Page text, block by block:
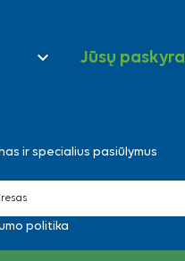
 Jūsų paskyra
ir specialius pasiūlymus
politika